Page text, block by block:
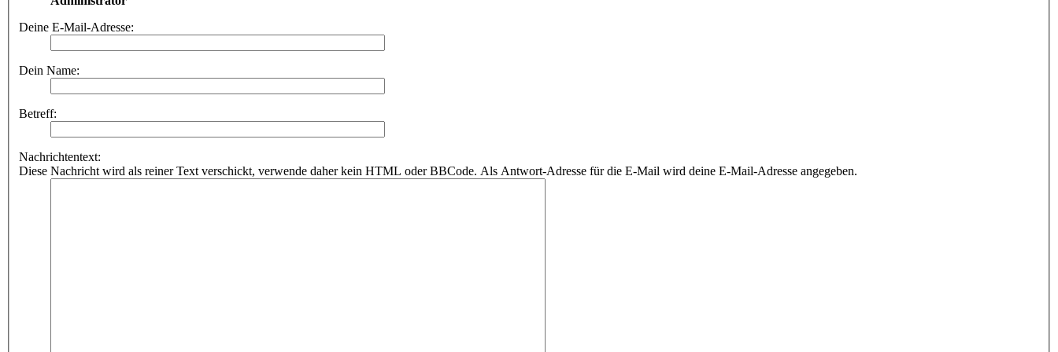
Deine E-Mail-Adresse:
Dein Name:
Betreff:
Nachrichtentext:
Diese Nachricht wird als reiner Text verschickt, verwende daher kein HTML oder BBCode. Als Antwort-Adresse für die E-Mail wird deine E-Mail-Adresse angegeben.